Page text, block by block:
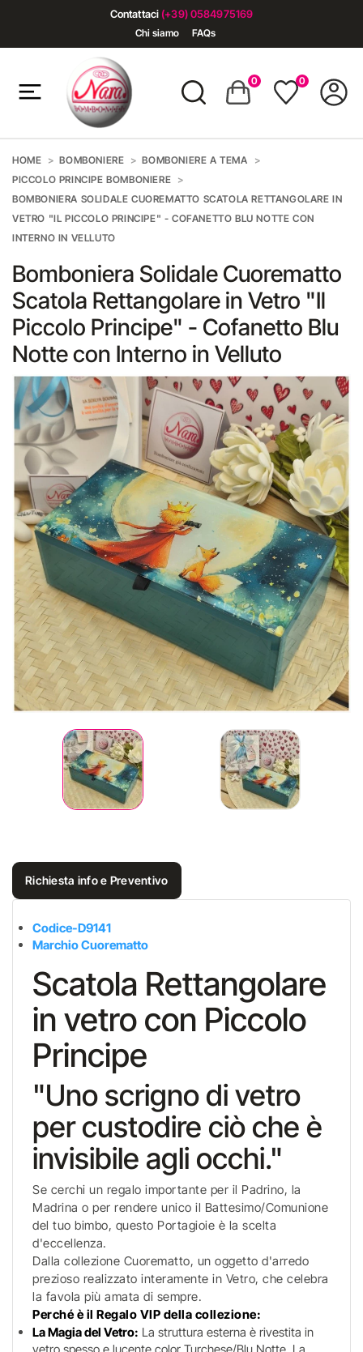
Contattaci (+39) 0584975169
Chi siamo FAQs
0 0
HOME BOMBONIERE
BOMBONIERE A TEMA
PICCOLO PRINCIPE BOMBONIERE
BOMBONIERA SOLIDALE CUOREMATTO SCATOLA RETTANGOLARE IN
VETRO "IL PICCOLO PRINCIPE" - COFANETTO BLU NOTTE CON
INTERNO IN VELLUTO
Bomboniera Solidale Cuorematto
Scatola Rettangolare in Vetro "Il
Piccolo Principe" - Cofanetto Blu
Notte con Interno in Velluto
Richiesta info e Preventivo
Codice-D9141
Marchio Cuorematto
Scatola Rettangolare
in vetro con Piccolo
Principe
"Uno scrigno di vetro
per custodire ciò che è
invisibile agli occhi."
Se cerchi un regalo importante per il Padrino, la
Madrina o per rendere unico il Battesimo/Comunione
del tuo bimbo, questo Portagioie è la scelta
d'eccellenza.
Dalla collezione Cuorematto, un oggetto d'arredo
prezioso realizzato interamente in Vetro, che celebra
la favola più amata di sempre.
Perché è il Regalo VIP della collezione:
La Magia del Vetro: La struttura esterna è rivestita in
vetro spesso e lucente color Turchese/Blu Notte. La